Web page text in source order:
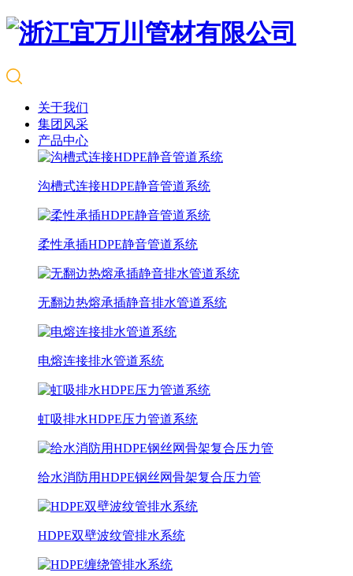
关于我们
集团风采
产品中心
沟槽式连接HDPE静音管道系统
柔性承插HDPE静音管道系统
无翻边热熔承插静音排水管道系统
电熔连接排水管道系统
虹吸排水HDPE压力管道系统
给水消防用HDPE钢丝网骨架复合压力管
HDPE双壁波纹管排水系统